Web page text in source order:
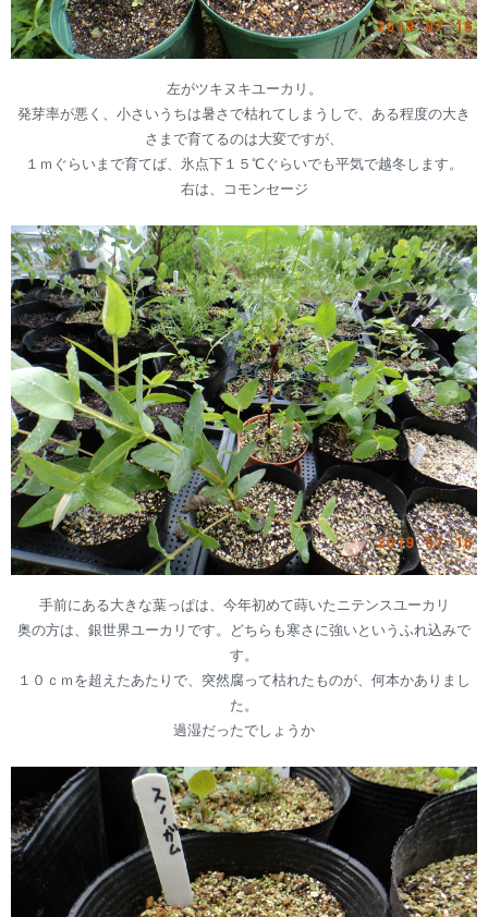
左がツキヌキユーカリ。
発芽率が悪く、小さいうちは暑さで枯れてしまうしで、ある程度の大き
さまで育てるのは大変ですが、
１ｍぐらいまで育てば、氷点下１５℃ぐらいでも平気で越冬します。
右は、コモンセージ
手前にある大きな葉っぱは、今年初めて蒔いたニテンスユーカリ
奥の方は、銀世界ユーカリです。どちらも寒さに強いというふれ込みで
す。
１０ｃｍを超えたあたりで、突然腐って枯れたものが、何本かありまし
た。
過湿だったでしょうか